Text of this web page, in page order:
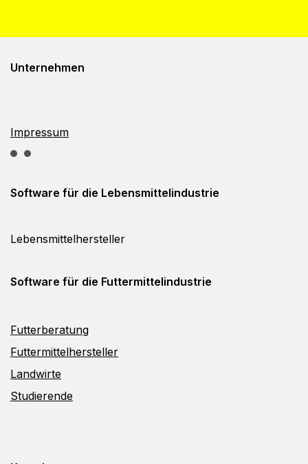
Unternehmen
Impressum
Software für die Lebensmittelindustrie
Lebensmittelhersteller
Software für die Futtermittelindustrie
Futterberatung
Futtermittelhersteller
Landwirte
Studierende